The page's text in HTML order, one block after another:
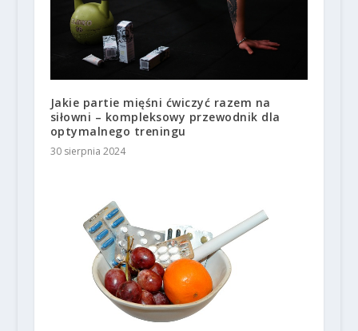
Jakie partie mięśni ćwiczyć razem na
siłowni – kompleksowy przewodnik dla
optymalnego treningu
30 sierpnia 2024